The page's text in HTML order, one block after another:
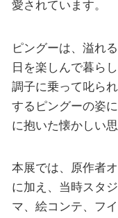
愛されています。
ピングーは、溢れ
日を楽しんで暮ら
調子に乗って叱ら
するピングーの姿
に抱いた懐かしい
本展では、原作者
に加え、当時スタ
マ、絵コンテ、フ